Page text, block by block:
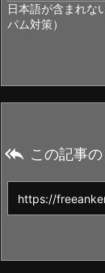
日本語が含まれな
パム対策）
 この記事